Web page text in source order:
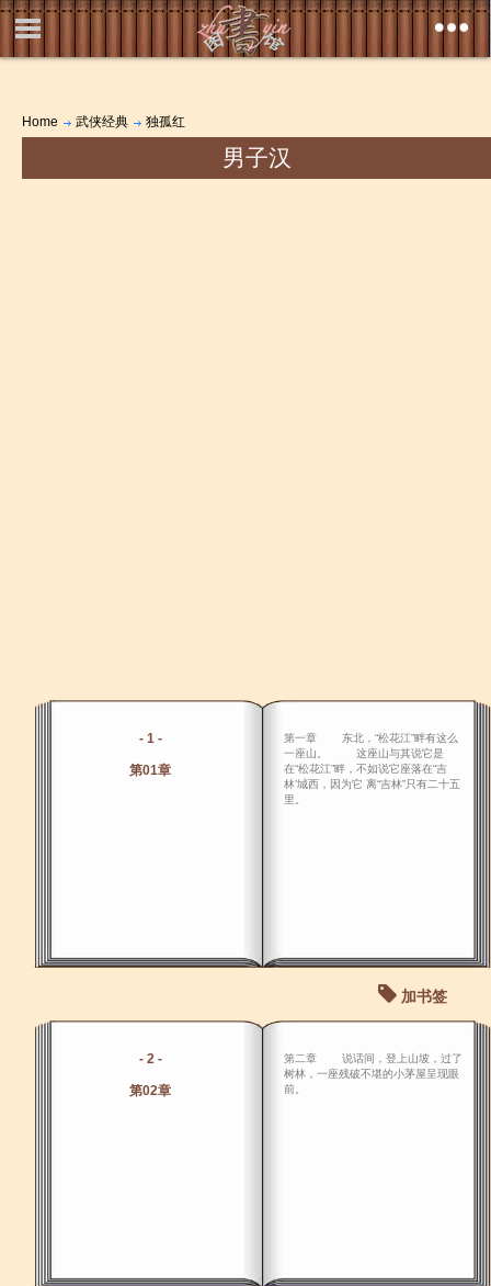
Home 武侠经典 独孤红
男子汉
- 1 -
第01章
第一章 东北，“松花江”畔有这么
一座山。 这座山与其说它是
在“松花江”畔，不如说它座落在“吉
林’城西，因为它 离“吉林”只有二十五
里。
加书签
- 2 -
第02章
第二章 说话间，登上山坡，过了
树林，一座残破不堪的小茅屋呈现眼
前。